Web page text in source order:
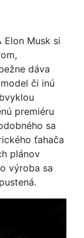
Elon Musk si
dáva
či inú
premiéru
sa
ťahača
plánov
výroba sa